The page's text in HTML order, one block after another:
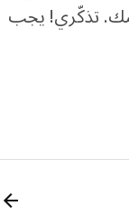
تذكّري! يجب